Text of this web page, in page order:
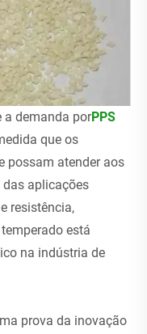
a demanda porPPS
que os
possam atender aos
aplicações
resistência,
está
na indústria de
prova da inovação